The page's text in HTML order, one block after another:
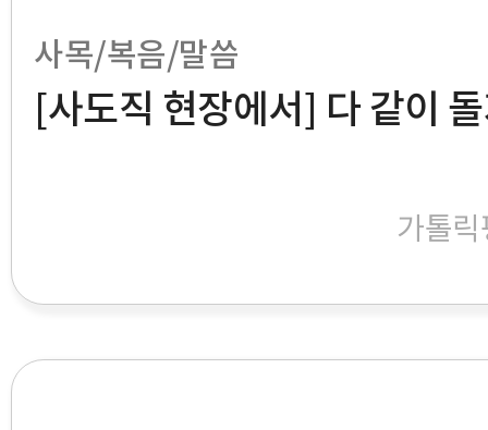
사목/복음/말씀
[사도직 현장에서] 다 같이
가톨